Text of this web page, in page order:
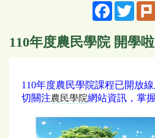
Facebook
110年度農民學院 開學
110年度農民學院課程已開放
切關注農民學院網站資訊，掌